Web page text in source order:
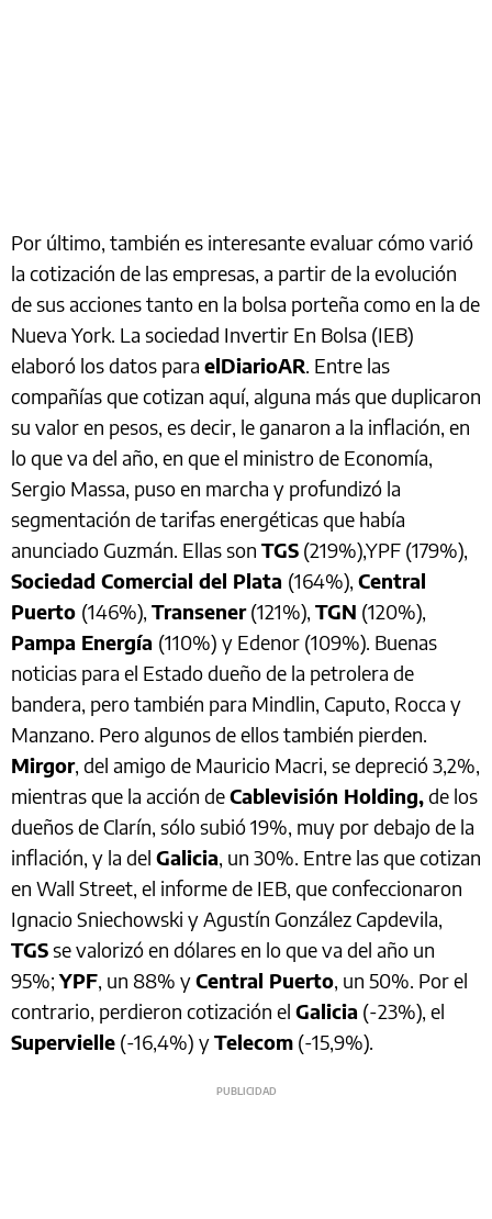
Por último, también es interesante evaluar cómo varió
la cotización de las empresas, a partir de la evolución
de sus acciones tanto en la bolsa porteña como en la de
Nueva York. La sociedad Invertir En Bolsa (IEB)
elaboró los datos para elDiarioAR. Entre las
compañías que cotizan aquí, alguna más que duplicaron
su valor en pesos, es decir, le ganaron a la inflación, en
lo que va del año, en que el ministro de Economía,
Sergio Massa, puso en marcha y profundizó la
segmentación de tarifas energéticas que había
anunciado Guzmán. Ellas son TGS (219%),YPF (179%),
Sociedad Comercial del Plata (164%), Central
Puerto (146%), Transener(121%), TGN (120%),
Pampa Energía (110%) y Edenor (109%). Buenas
noticias para el Estado dueño de la petrolera de
bandera, pero también para Mindlin, Caputo, Rocca y
Manzano. Pero algunos de ellos también pierden.
Mirgor, del amigo de Mauricio Macri, se depreció 3,2%,
mientras que la acción deCablevisión Holding,de los
dueños de Clarín, sólo subió 19%, muy por debajo de la
inflación, y la del Galicia, un 30%. Entre las que cotizan
en Wall Street, el informe de IEB, que confeccionaron
Ignacio Sniechowski y Agustín González Capdevila,
TGSse valorizó en dólares en lo que va del año un
95%;YPF, un 88% yCentral Puerto, un 50%. Por el
contrario, perdieron cotización el Galicia (-23%), el
Supervielle (-16,4%) yTelecom (-15,9%).